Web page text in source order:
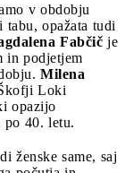
v obdobju
opažata tudi
Fabčič je
in podjetjem
Milena
Loki
opazijo
po 40. letu.
ženske same, saj